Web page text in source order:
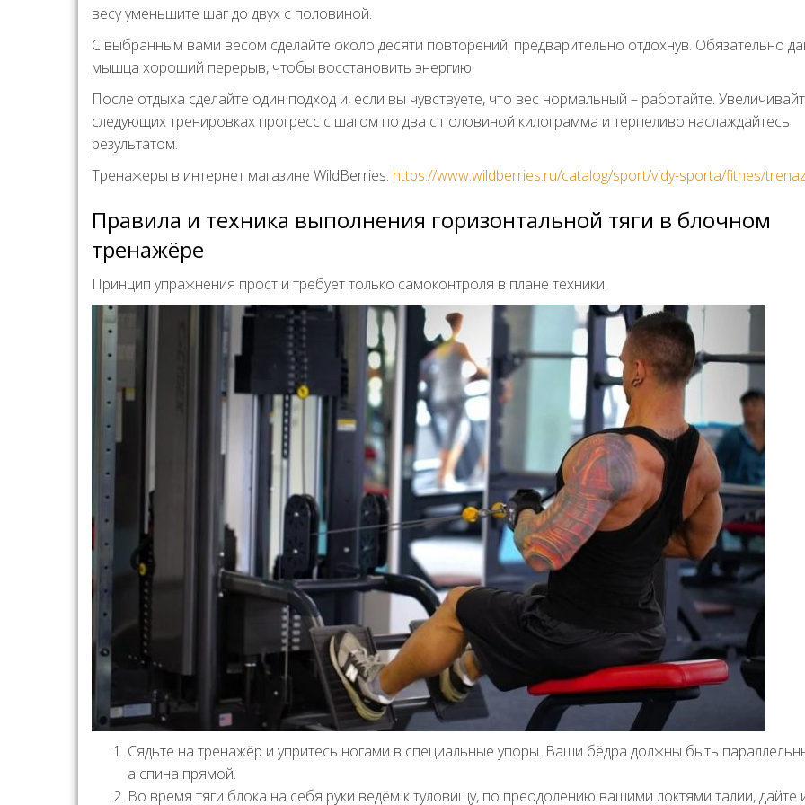
весу уменьшите шаг до двух с половиной.
С выбранным вами весом сделайте около десяти повторений, предварительно отдохнув. Обязательно
мышца хороший перерыв, чтобы восстановить энергию.
После отдыха сделайте один подход и, если вы чувствуете, что вес нормальный – работайте.
следующих тренировках прогресс с шагом по два с половиной килограмма и терпеливо наслаждайтесь
результатом.
Тренажеры в интернет магазине WildBerries. https://www.wildberries.ru/catalog/sport/vidy-sporta/fitnes/
Правила и техника выполнения горизонтальной тяги в блочном
тренажёре
Принцип упражнения прост и требует только самоконтроля в плане техники.
Сядьте на тренажёр и упритесь ногами в специальные упоры. Ваши бёдра должны быть
а спина прямой.
Во время тяги блока на себя руки ведём к туловищу, по преодолению вашими локтями талии, дайте